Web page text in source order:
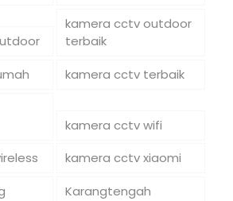
kamera cctv outdoor
terbaik
kamera cctv terbaik
kamera cctv wifi
kamera cctv xiaomi
Karangtengah